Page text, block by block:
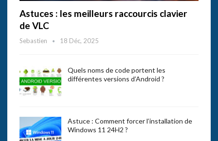
Astuces : les meilleurs raccourcis clavier
de VLC
Sebastien 18 Déc, 2025
Quels noms de code portent les
différentes versions d’Android ?
Astuce : Comment forcer l’installation de
Windows 11 24H2 ?